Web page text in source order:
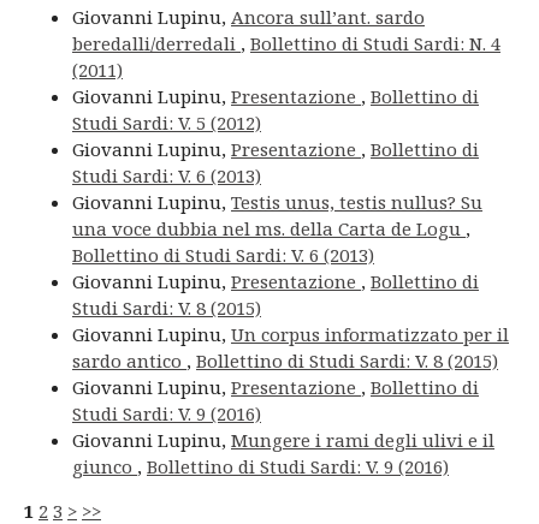
Giovanni Lupinu, Ancora sull’ant. sardo
beredalli/derredali , Bollettino di Studi Sardi: N. 4
(2011)
Giovanni Lupinu, Presentazione , Bollettino di
Studi Sardi: V. 5 (2012)
Giovanni Lupinu, Presentazione , Bollettino di
Studi Sardi: V. 6 (2013)
Giovanni Lupinu, Testis unus, testis nullus? Su
una voce dubbia nel ms. della Carta de Logu ,
Bollettino di Studi Sardi: V. 6 (2013)
Giovanni Lupinu, Presentazione , Bollettino di
Studi Sardi: V. 8 (2015)
Giovanni Lupinu, Un corpus informatizzato per il
sardo antico , Bollettino di Studi Sardi: V. 8 (2015)
Giovanni Lupinu, Presentazione , Bollettino di
Studi Sardi: V. 9 (2016)
Giovanni Lupinu, Mungere i rami degli ulivi e il
giunco , Bollettino di Studi Sardi: V. 9 (2016)
1 2 3 > >>